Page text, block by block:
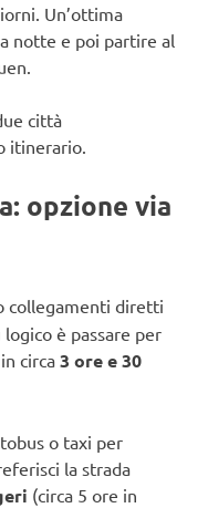
Un’ottima
notte e poi partire al
città
itinerario.
opzione via
collegamenti diretti
è passare per
circa 3 ore e 30
o taxi per
la strada
(circa 5 ore in